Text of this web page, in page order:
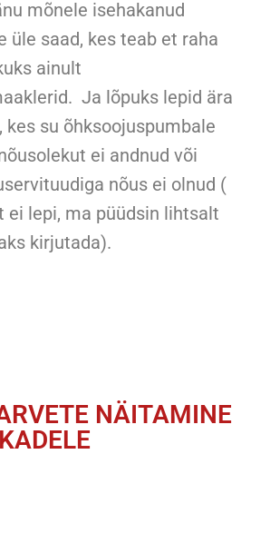
mõnele isehakanud
üle saad, kes teab et raha
ainult
Ja lõpuks lepid ära
kes su õhksoojuspumbale
ei andnud või
nõus ei olnud (
ei lepi, ma püüdsin lihtsalt
kirjutada).
NÄITAMINE